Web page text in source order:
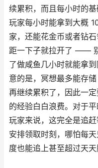
续累积，而且每小时的
玩家每小时能拿到大概
家，还能花金币或者钻
距一下子就拉开了 ——
了做咸鱼几小时就能拿
意的是，冥想最多能存
再继续累积了，因此一
的经验白白浪费。对于
玩家来说，这完全是追
安排领取时刻，哪怕每
度也能追上甚至超过天天